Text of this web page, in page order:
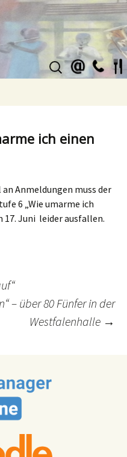
Suchen
nach:
ich einen
Anmeldungen muss der
6 „Wie umarme ich
17. Juni leider ausfallen.
– über 80 Fünfer in der
Westfalenhalle →